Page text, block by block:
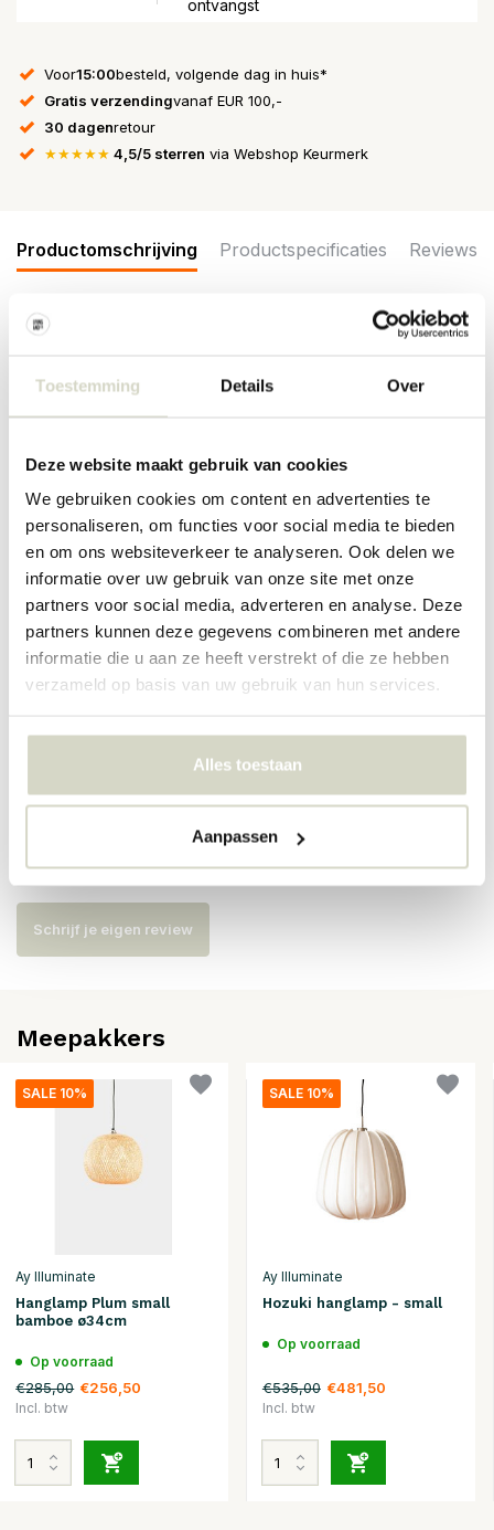
Toestemming Details Over
Deze website maakt gebruik van cookies
We gebruiken cookies om content en advertenties te
personaliseren, om functies voor social media te bieden
en om ons websiteverkeer te analyseren. Ook delen we
informatie over uw gebruik van onze site met onze
partners voor social media, adverteren en analyse. Deze
partners kunnen deze gegevens combineren met andere
informatie die u aan ze heeft verstrekt of die ze hebben
verzameld op basis van uw gebruik van hun services.
Alles toestaan
Aanpassen
ontvangst
Voor15:00besteld, volgende dag in huis*
Gratis verzendingvanaf EUR 100,-
30 dagenretour
★★★★★ 4,5/5 sterren via Webshop Keurmerk
Productomschrijving Productspecificaties Reviews
Wil jij een echte eyecatcher? Dan zit je goed met een lamp van Ay
karton. Afmeting 36x27x19cm. Beschikbaar in meerdere
Afmeting: 36x27x19cm
Overig:Inclusief3 meter snoer en plafondkapje. E27 fitting,
max. 60W. Exclusief lichtbol.
PRODUCTSPECIFICATIES
Artikelnummer AI-180-100-02-P
SKU
EAN 8718421378524
Er zijn nog geen reviews geschreven over dit product..
Schrijf je eigen review
Meepakkers
SALE 10%
Ay Illuminate
Hanglamp Plum small
bamboe ø34cm
Op voorraad
€285,00 €256,50
Incl. btw
SALE 10%
Ay Illuminate
Hozuki hanglamp - small
Op voorraad
€535,00 €481,50
Incl. btw